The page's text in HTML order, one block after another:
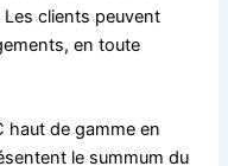
clients peuvent
en toute
haut de gamme en
le summum du